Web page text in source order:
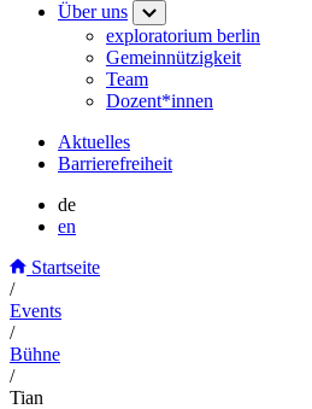
Über uns
exploratorium berlin
Gemeinnützigkeit
Team
Dozent*innen
Aktuelles
Barrierefreiheit
de
en
Startseite
/
Events
/
Bühne
/
Tian